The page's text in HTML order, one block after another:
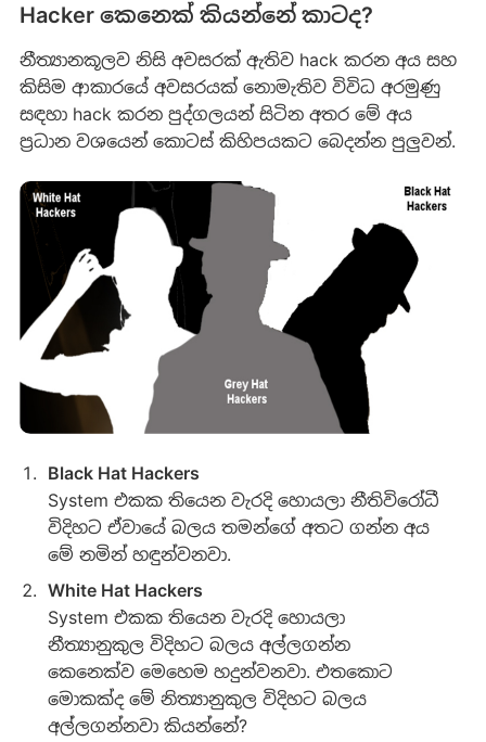
Hacker කෙනෙක් කියන්නේ කාටද?
නීත්‍යානකූලව නිසි අවසරක් ඇතිව hack කරන අය සහ
කිසිම ආකාරයේ අවසරයක් නොමැතිව විවිධ අරමුණු
සඳහා hack කරන පුද්ගලයන් සිටින අතර මේ අය
ප්‍රධාන වශයෙන් කොටස් කිහිපයකට බෙදන්න පුලුවන්.
Black Hat Hackers
System එකක තියෙන වැරදි හොයලා නීතිවිරෝධී
විදිහට ඒවායේ බලය තමන්ගේ අතට ගන්න අය
මේ නමින් හඳුන්වනවා.
White Hat Hackers
System එකක තියෙන වැරදි හොයලා
නීත්‍යානුකුල විදිහට බලය අල්ලගන්න
කෙනෙක්ව මෙහෙම හදුන්වනවා. එතකොට
මොකක්ද මේ නිත්‍යානුකුල විදිහට බලය
අල්ලගන්නවා කියන්නේ?